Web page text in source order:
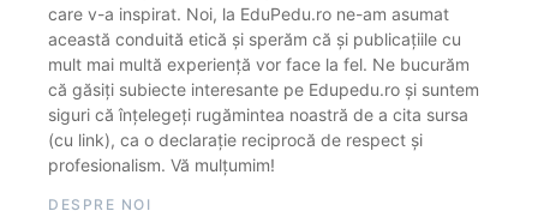
care v-a inspirat. Noi, la EduPedu.ro ne-am asumat
această conduită etică și sperăm că și publicațiile cu
mult mai multă experiență vor face la fel. Ne bucurăm
că găsiți subiecte interesante pe Edupedu.ro și suntem
siguri că înțelegeți rugămintea noastră de a cita sursa
(cu link), ca o declarație reciprocă de respect și
profesionalism. Vă mulțumim!
DESPRE NOI